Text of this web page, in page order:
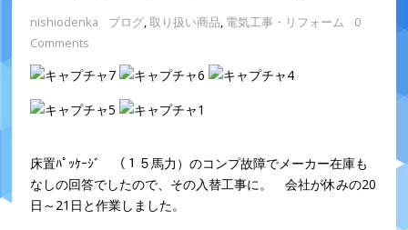
nishiodenka ブログ,取り扱い商品, 電気工事・リフォーム
0
Comments
床置ﾊﾟｯｹｰｼﾞ （１５馬力）のコンプ故障でメーカー在庫も
なしの回答でしたので、その入替工事に。 会社が休みの20
日～21日と作業しました。